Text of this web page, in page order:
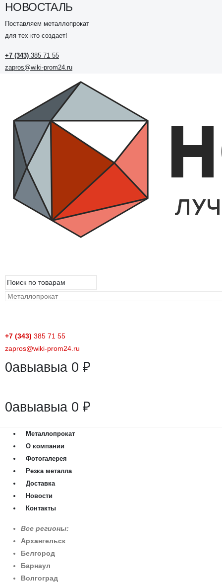
НОВОСТАЛЬ
Поставляем металлопрокат
для тех кто создает!
+7 (343) 385 71 55
zapros@wiki-prom24.ru
+7 (343) 385 71 55
zapros@wiki-prom24.ru
0авыавыа 0 ₽
0авыавыа 0 ₽
Металлопрокат
О компании
Фотогалерея
Резка металла
Доставка
Новости
Контакты
Все регионы:
Архангельск
Белгород
Барнаул
Волгоград